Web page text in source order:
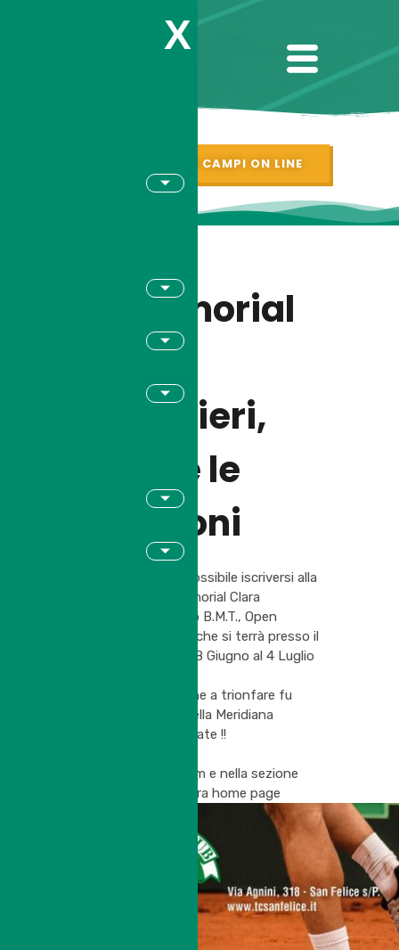
X
PRENOTAZIONI CAMPI ON LINE
IX Memorial
Clara
Paltrinieri,
aperte le
iscrizioni
Da qualche ora è possibile iscriversi alla
IX Edizione del Memorial Clara
Paltrinieri, III Trofeo B.M.T., Open
Singolare maschile che si terrà presso il
nostro circolo dal 18 Giugno al 4 Luglio
Nella scorsa edizione a trionfare fu
Ottolini Federico della Meridiana
Modena, non mancate !!
www.fitmodena.com e nella sezione
dedicata della nostra home page